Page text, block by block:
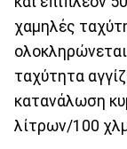
χαμηλές
ταχύτητα
κατανάλωση
λίτρων/100